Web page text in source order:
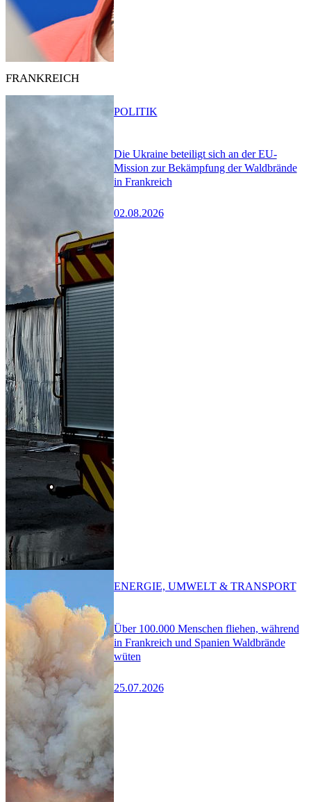
FRANKREICH
Die Ukraine beteiligt sich an der EU-
Mission zur Bekämpfung der Waldbrände
in Frankreich
02.08.2026
POLITIK
Über 100.000 Menschen fliehen, während
in Frankreich und Spanien Waldbrände
wüten
25.07.2026
ENERGIE, UMWELT & TRANSPORT